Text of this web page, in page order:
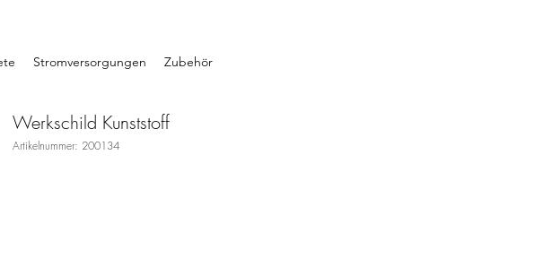
Stromversorgungen Zubehör
Werkschild Kunststoff
Artikelnummer: 200134